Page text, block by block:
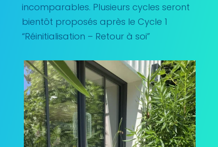
incomparables. Plusieurs cycles seront
bientôt proposés après le Cycle 1
“Réinitialisation – Retour à soi”